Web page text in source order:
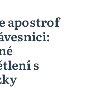
apostrof
s